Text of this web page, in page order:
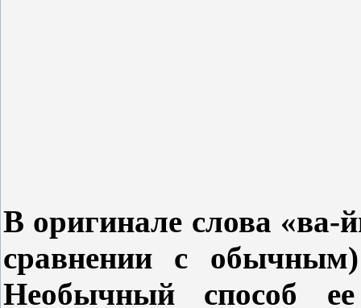
В оригинале слова «ва-
сравнении с
Необычный способ ее